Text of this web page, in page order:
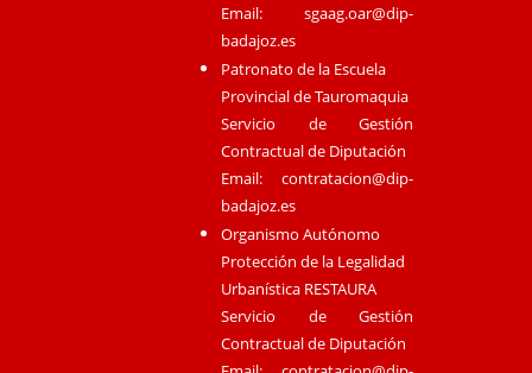
Email:sgaag.oar@dip-
badajoz.es
Patronato de la Escuela
Provincial de Tauromaquia
Servicio de Gestión
Contractual de Diputación
Email:contratacion@dip-
badajoz.es
Organismo Autónomo
Protección de la Legalidad
Urbanística RESTAURA
Servicio de Gestión
Contractual de Diputación